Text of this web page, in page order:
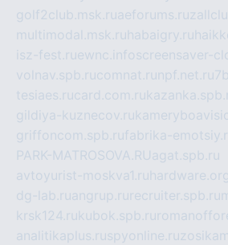
golf2club.msk.ruaeforums.ru
multimodal.msk.ru habaigry.ru
isz-fest.ruewnc.infoscreensaver-
volnav.spb.rucomnat.ru npf.net.ru
tesiaes.rucard.com.ru
gildiya-kuznecov.ru
griffoncom.spb.rufabrika-
PARK-MATROSOVA.RUagat.spb.ru
avtoyurist-moskva1.ru
dg-lab.ruangrup.ru recruiter.spb.ru
krsk124.rukubok.spb.ru
analitikaplus.ruspyonline.ru